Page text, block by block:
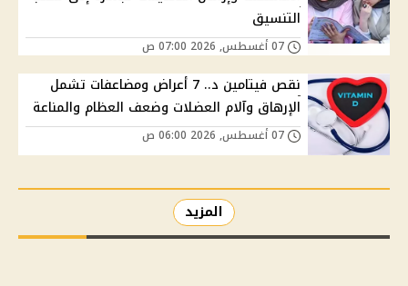
التنسيق
نقص فيتامين د.. 7 أعراض ومضاعفات تشمل
الإرهاق وآلام العضلات وضعف العظام والمناعة
المزيد